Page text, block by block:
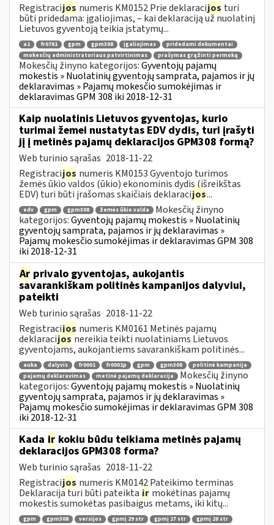
Registracijos numeris KM0152 Prie deklaracijos turi
būti pridedama: įgaliojimas, – kai deklaraciją už nuolatinį
Lietuvos gyventoją teikia įstatymų...
a1 fr0781 gpm gpm308 įgaliojimas
pridedami dokumentai
mokesčių administratoriaus patvirtinimas
prašymas grąžinti permoką
Mokesčių žinyno kategorijos:Gyventojų pajamų
mokestis » Nuolatinių gyventojų samprata, pajamos ir jų
deklaravimas » Pajamų mokesčio sumokėjimas ir
deklaravimas GPM 308 iki 2018-12-31
Kaip nuolatinis Lietuvos gyventojas, kurio
turimai žemei nustatytas EDV dydis, turi įrašyti
jį į metinės pajamų deklaracijos GPM308 formą?
Web turinio sąrašas 2018-11-22
Registracijos numeris KM0153 Gyventojo turimos
žemės ūkio valdos (ūkio) ekonominis dydis (išreikštas
EDV) turi būti įrašomas skaičiais deklaracijos...
edv gpm gpm308 žemės ūkio valda
Mokesčių žinyno
kategorijos:Gyventojų pajamų mokestis » Nuolatinių
gyventojų samprata, pajamos ir jų deklaravimas »
Pajamų mokesčio sumokėjimas ir deklaravimas GPM 308
iki 2018-12-31
Ar privalo gyventojas, aukojantis
savarankiškam politinės kampanijos dalyviui,
pateikti
Web turinio sąrašas 2018-11-22
Registracijos numeris KM0161 Metinės pajamų
deklaracijosnereikia teikti nuolatiniams Lietuvos
gyventojams, aukojantiems savarankiškam politinės...
auka dalyvis fr0001 fr0001p gpm gpm308
politinė kampanija
pajamų deklaravimas
metinė pajamų deklaracija
Mokesčių žinyno
kategorijos:Gyventojų pajamų mokestis » Nuolatinių
gyventojų samprata, pajamos ir jų deklaravimas »
Pajamų mokesčio sumokėjimas ir deklaravimas GPM 308
iki 2018-12-31
Kada ir kokiu būdu teikiama metinės pajamų
deklaracijos GPM308 forma?
Web turinio sąrašas 2018-11-22
Registracijos numeris KM0142 Pateikimo terminas
Deklaracija turi būti pateikta ir mokėtinas pajamų
mokestis sumokėtas pasibaigus metams, iki kitų...
gpm gpm308 versijos gpmį 29 str gpmį 27 str
gpmį 28 str